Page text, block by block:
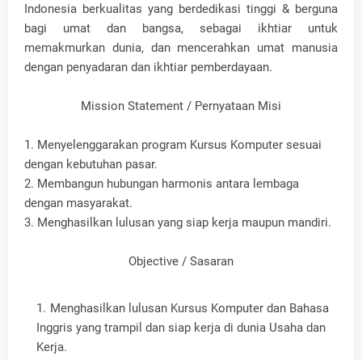
Indonesia berkualitas yang berdedikasi tinggi & berguna
bagi umat dan bangsa, sebagai ikhtiar untuk
memakmurkan dunia, dan mencerahkan umat manusia
dengan penyadaran dan ikhtiar pemberdayaan.
Mission Statement / Pernyataan Misi
1. Menyelenggarakan program Kursus Komputer sesuai
dengan kebutuhan pasar.
2. Membangun hubungan harmonis antara lembaga
dengan masyarakat.
3. Menghasilkan lulusan yang siap kerja maupun mandiri.
Objective / Sasaran
Menghasilkan lulusan Kursus Komputer dan Bahasa
Inggris yang trampil dan siap kerja di dunia Usaha dan
Kerja.